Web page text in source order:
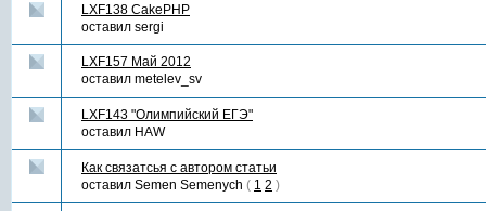
LXF138 CakePHP
оставил sergi
LXF157 Май 2012
оставил metelev_sv
LXF143 "Олимпийский ЕГЭ"
оставил HAW
Как связатсья с автором статьи
оставил Semen Semenych ( 1 2 )